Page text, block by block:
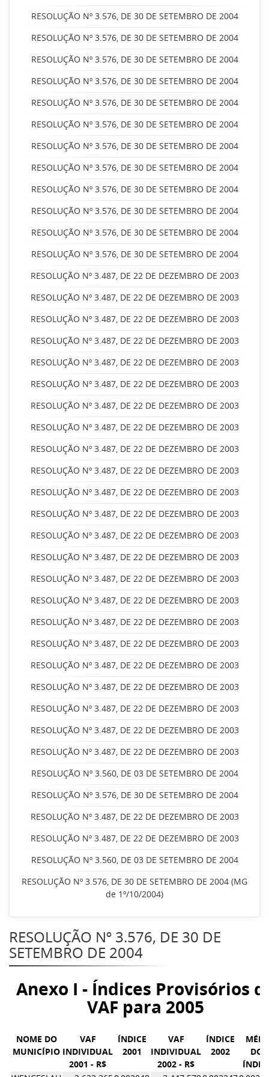
RESOLUÇÃO Nº 3.576, DE 30 DE SETEMBRO DE 2004
RESOLUÇÃO Nº 3.576, DE 30 DE SETEMBRO DE 2004
RESOLUÇÃO Nº 3.576, DE 30 DE SETEMBRO DE 2004
RESOLUÇÃO Nº 3.576, DE 30 DE SETEMBRO DE 2004
RESOLUÇÃO Nº 3.576, DE 30 DE SETEMBRO DE 2004
RESOLUÇÃO Nº 3.576, DE 30 DE SETEMBRO DE 2004
RESOLUÇÃO Nº 3.576, DE 30 DE SETEMBRO DE 2004
RESOLUÇÃO Nº 3.576, DE 30 DE SETEMBRO DE 2004
RESOLUÇÃO Nº 3.576, DE 30 DE SETEMBRO DE 2004
RESOLUÇÃO Nº 3.576, DE 30 DE SETEMBRO DE 2004
RESOLUÇÃO Nº 3.576, DE 30 DE SETEMBRO DE 2004
RESOLUÇÃO Nº 3.576, DE 30 DE SETEMBRO DE 2004
RESOLUÇÃO Nº 3.487, DE 22 DE DEZEMBRO DE 2003
RESOLUÇÃO Nº 3.487, DE 22 DE DEZEMBRO DE 2003
RESOLUÇÃO Nº 3.487, DE 22 DE DEZEMBRO DE 2003
RESOLUÇÃO Nº 3.487, DE 22 DE DEZEMBRO DE 2003
RESOLUÇÃO Nº 3.487, DE 22 DE DEZEMBRO DE 2003
RESOLUÇÃO Nº 3.487, DE 22 DE DEZEMBRO DE 2003
RESOLUÇÃO Nº 3.487, DE 22 DE DEZEMBRO DE 2003
RESOLUÇÃO Nº 3.487, DE 22 DE DEZEMBRO DE 2003
RESOLUÇÃO Nº 3.487, DE 22 DE DEZEMBRO DE 2003
RESOLUÇÃO Nº 3.487, DE 22 DE DEZEMBRO DE 2003
RESOLUÇÃO Nº 3.487, DE 22 DE DEZEMBRO DE 2003
RESOLUÇÃO Nº 3.487, DE 22 DE DEZEMBRO DE 2003
RESOLUÇÃO Nº 3.487, DE 22 DE DEZEMBRO DE 2003
RESOLUÇÃO Nº 3.487, DE 22 DE DEZEMBRO DE 2003
RESOLUÇÃO Nº 3.487, DE 22 DE DEZEMBRO DE 2003
RESOLUÇÃO Nº 3.487, DE 22 DE DEZEMBRO DE 2003
RESOLUÇÃO Nº 3.487, DE 22 DE DEZEMBRO DE 2003
RESOLUÇÃO Nº 3.487, DE 22 DE DEZEMBRO DE 2003
RESOLUÇÃO Nº 3.487, DE 22 DE DEZEMBRO DE 2003
RESOLUÇÃO Nº 3.487, DE 22 DE DEZEMBRO DE 2003
RESOLUÇÃO Nº 3.487, DE 22 DE DEZEMBRO DE 2003
RESOLUÇÃO Nº 3.487, DE 22 DE DEZEMBRO DE 2003
RESOLUÇÃO Nº 3.487, DE 22 DE DEZEMBRO DE 2003
RESOLUÇÃO Nº 3.560, DE 03 DE SETEMBRO DE 2004
RESOLUÇÃO Nº 3.576, DE 30 DE SETEMBRO DE 2004
RESOLUÇÃO Nº 3.487, DE 22 DE DEZEMBRO DE 2003
RESOLUÇÃO Nº 3.487, DE 22 DE DEZEMBRO DE 2003
RESOLUÇÃO Nº 3.560, DE 03 DE SETEMBRO DE 2004
RESOLUÇÃO Nº 3.576, DE 30 DE SETEMBRO DE 2004 (MG
de 1º/10/2004)
RESOLUÇÃO Nº 3.576, DE 30 DE
SETEMBRO DE 2004
Anexo I - Índices Provisórios
VAF para 2005
NOME DO
MUNICÍPIO
VAF
INDIVIDUAL
2001 - R$
ÍNDICE
2001
VAF
INDIVIDUAL
2002 - R$
ÍNDICE
2002
DOS